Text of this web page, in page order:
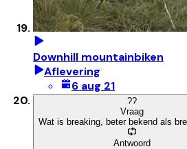
Downhill mountainbiken
Aflevering
6 aug 21
??
Vraag
Wat is breaking, beter bekend als
Antwoord